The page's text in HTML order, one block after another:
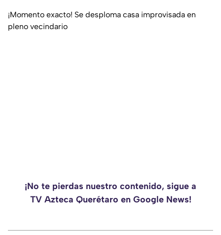
¡Momento exacto! Se desploma casa improvisada en
pleno vecindario
¡No te pierdas nuestro contenido, sigue a
TV Azteca Querétaro en Google News!